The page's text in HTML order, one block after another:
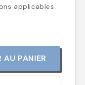
applicables.
AU PANIER